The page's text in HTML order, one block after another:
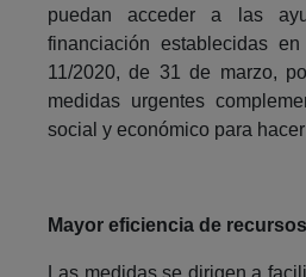
puedan acceder a las
financiación establecidas
11/2020, de 31 de marzo,
medidas urgentes
social y económico para
Mayor eficiencia de recursos
Las medidas se dirigen a